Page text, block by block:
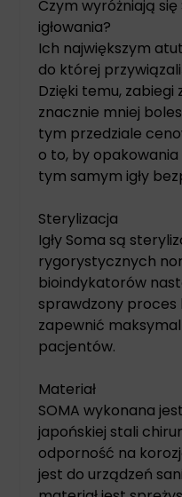
Czym wyróżniają się
igłowania?
Ich największym
do której
Dzięki temu, zabiegi
znacznie mniej
tym przedziale
o to, by opakowania
tym samym igły
Sterylizacja
Igły Soma są
rygorystycznych
bioindykatorów
sprawdzony
zapewnić
pacjentów.
Materiał
SOMA wykonana
japońskiej stali
odporność na
jest do urządzeń